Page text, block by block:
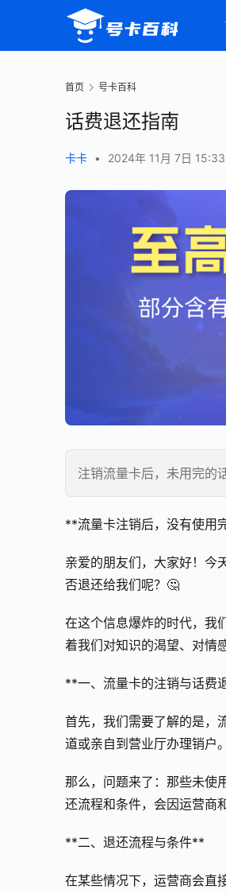
首页 号卡百科
话费退还指南
卡卡 • 2024年 11月 7日 15:33
注销流量卡后，未用完的
**流量卡注销后，没有使用
亲爱的朋友们，大家好！今
否退还给我们呢？🤔
在这个信息爆炸的时代，我
着我们对知识的渴望、对情
**一、流量卡的注销与话费
首先，我们需要了解的是，
道或亲自到营业厅办理销户
那么，问题来了：那些未
还流程和条件，会因运营商
**二、退还流程与条件**
在某些情况下，运营商会直